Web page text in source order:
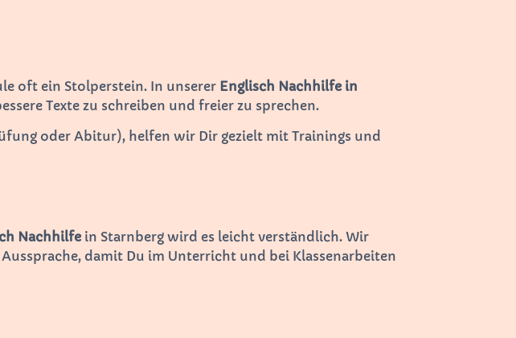
oft ein Stolperstein. In unserer Englisch Nachhilfe in
Texte zu schreiben und freier zu sprechen.
oder Abitur), helfen wir Dir gezielt mit Trainings und
Nachhilfe in Starnberg wird es leicht verständlich. Wir
damit Du im Unterricht und bei Klassenarbeiten